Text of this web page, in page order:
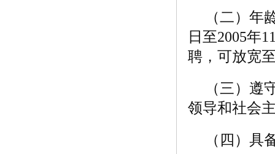
（二）年
日至2005年
聘，可放宽
（三）
领导和社会
（四）具